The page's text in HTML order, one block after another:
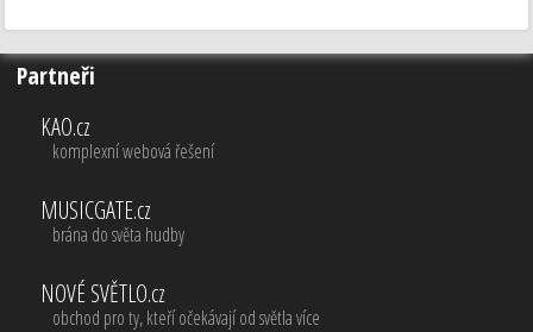
Partneři
KAO.cz
komplexní webová řešení
MUSICGATE.cz
brána do světa hudby
NOVÉ SVĚTLO.cz
obchod pro ty, kteří očekávají od světla více